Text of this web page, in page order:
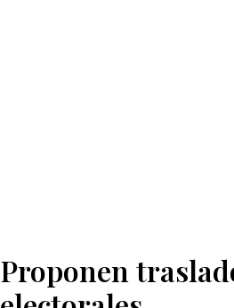
Proponen